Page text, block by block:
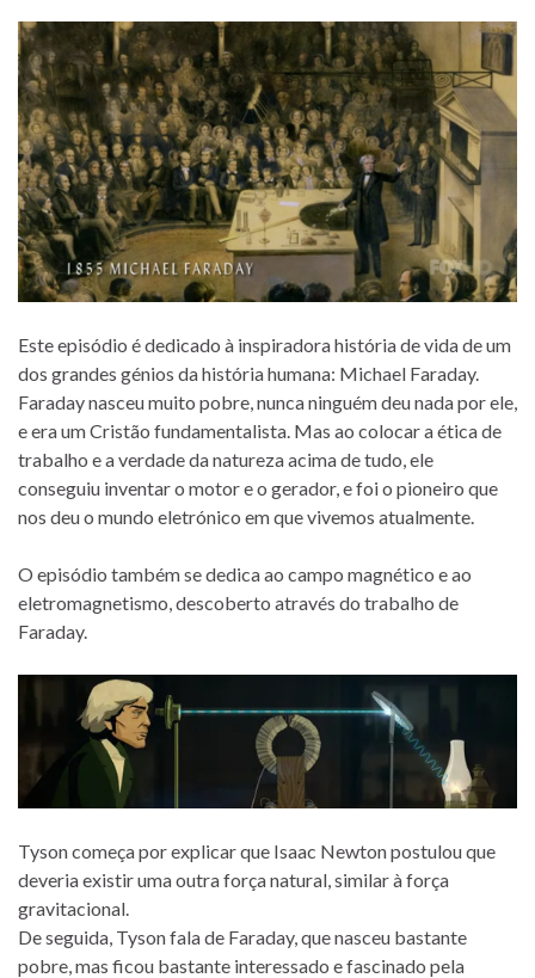
Este episódio é dedicado à inspiradora história de vida de um
dos grandes génios da história humana: Michael Faraday.
Faraday nasceu muito pobre, nunca ninguém deu nada por ele,
e era um Cristão fundamentalista. Mas ao colocar a ética de
trabalho e a verdade da natureza acima de tudo, ele
conseguiu inventar o motor e o gerador, e foi o pioneiro que
nos deu o mundo eletrónico em que vivemos atualmente.
O episódio também se dedica ao campo magnético e ao
eletromagnetismo, descoberto através do trabalho de
Faraday.
Tyson começa por explicar que Isaac Newton postulou que
deveria existir uma outra força natural, similar à força
gravitacional.
De seguida, Tyson fala de Faraday, que nasceu bastante
pobre, mas ficou bastante interessado e fascinado pela